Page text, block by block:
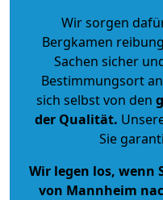
Wir sorgen
Bergkamen
Sachen sicher
Bestimmungsort
sich selbst von den
der Qualität.
Sie
Wir legen los, wenn
von Mannheim